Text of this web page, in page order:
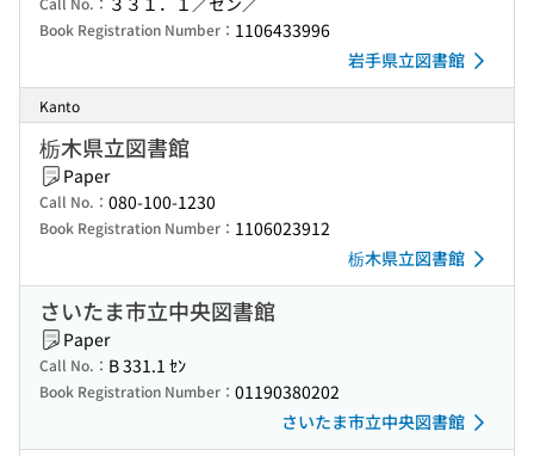
Book Registration Number： 1106433996
岩手県立図書館
Kanto
栃木県立図書館
Paper
Call No.： 080-100-1230
Book Registration Number： 1106023912
栃木県立図書館
さいたま市立中央図書館
Paper
Call No.： B 331.1 ｾﾝ
Book Registration Number： 01190380202
さいたま市立中央図書館